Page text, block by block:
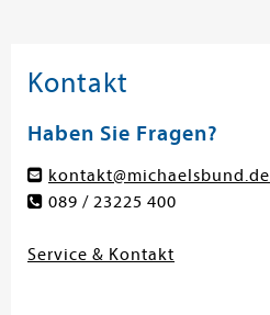
Kontakt
Haben Sie Fragen?
kontakt@michaelsbund.de
089 / 23225 400
Service & Kontakt